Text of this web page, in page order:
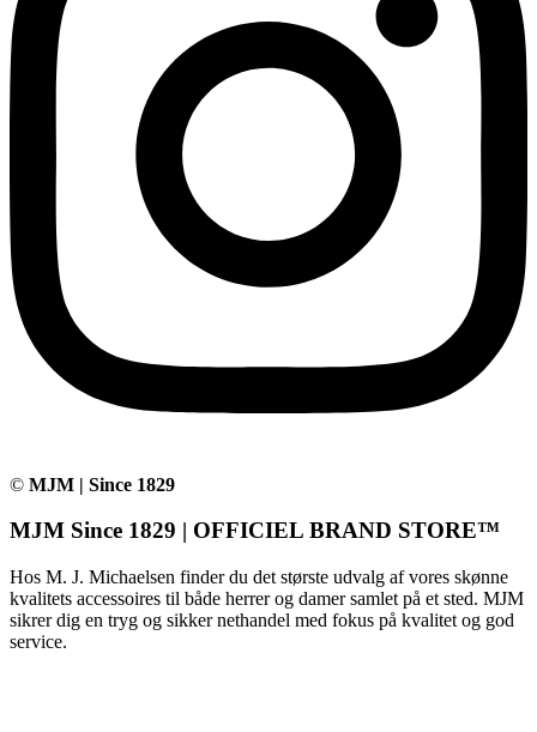
© MJM | Since 1829
MJM Since 1829 | OFFICIEL BRAND STORE™
Hos M. J. Michaelsen finder du det største udvalg af vores skønne
kvalitets accessoires til både herrer og damer samlet på et sted. MJM
sikrer dig en tryg og sikker nethandel med fokus på kvalitet og god
service.